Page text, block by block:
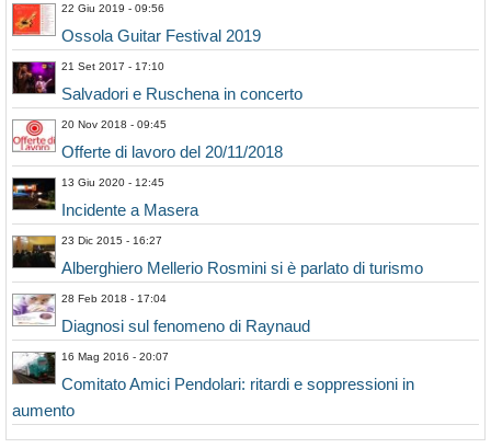
22 Giu 2019 - 09:56
Ossola Guitar Festival 2019
21 Set 2017 - 17:10
Salvadori e Ruschena in concerto
20 Nov 2018 - 09:45
Offerte di lavoro del 20/11/2018
13 Giu 2020 - 12:45
Incidente a Masera
23 Dic 2015 - 16:27
Alberghiero Mellerio Rosmini si è parlato di turismo
28 Feb 2018 - 17:04
Diagnosi sul fenomeno di Raynaud
16 Mag 2016 - 20:07
Comitato Amici Pendolari: ritardi e soppressioni in
aumento